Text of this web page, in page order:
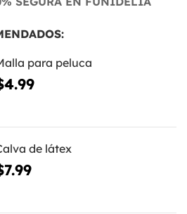
para peluca
de látex